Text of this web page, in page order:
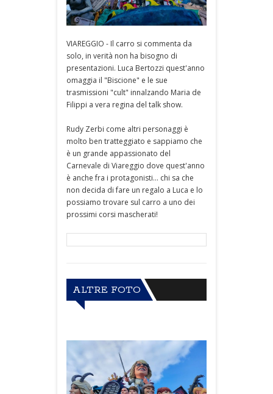
VIAREGGIO - Il carro si commenta da
solo, in verità non ha bisogno di
presentazioni. Luca Bertozzi quest'anno
omaggia il "Biscione" e le sue
trasmissioni "cult" innalzando Maria de
Filippi a vera regina del talk show.
Rudy Zerbi come altri personaggi è
molto ben tratteggiato e sappiamo che
è un grande appassionato del
Carnevale di Viareggio dove quest'anno
è anche fra i protagonisti... chi sa che
non decida di fare un regalo a Luca e lo
possiamo trovare sul carro a uno dei
prossimi corsi mascherati!
ALTRE FOTO